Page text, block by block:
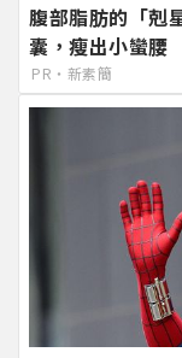
腹部脂肪的「剋
囊，瘦出小蠻腰
PR・新素簡